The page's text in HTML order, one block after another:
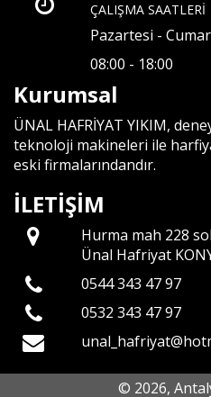
ÇALIŞMA SAATLERİ
Pazartesi -
08:00 - 18:00
Kurumsal
ÜNAL HAFRİYAT YIKIM,
teknoloji makineleri ile
eski firmalarındandır.
İLETİŞİM
Hurma mah 228
Ünal Hafriyat
0544 343 47 97
0532 343 47 97
© 2026,